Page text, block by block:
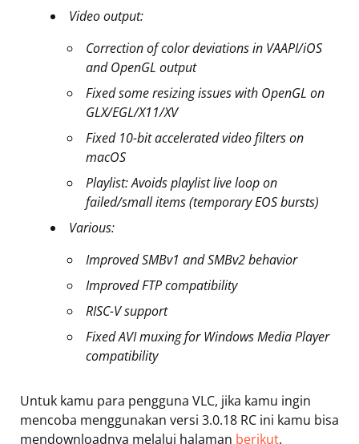
Video output:
Correction of color deviations in VAAPI/iOS
and OpenGL output
Fixed some resizing issues with OpenGL on
GLX/EGL/X11/XV
Fixed 10-bit accelerated video filters on
macOS
Playlist: Avoids playlist live loop on
failed/small items (temporary EOS bursts)
Various:
Improved SMBv1 and SMBv2 behavior
Improved FTP compatibility
RISC-V support
Fixed AVI muxing for Windows Media Player
compatibility
Untuk kamu para pengguna VLC, jika kamu ingin
mencoba menggunakan versi 3.0.18 RC ini kamu bisa
mendownloadnya melalui halaman berikut.